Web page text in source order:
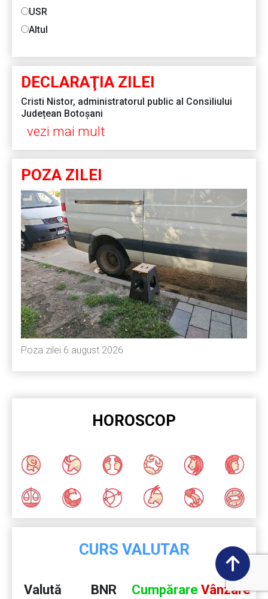
USR
Altul
DECLARAŢIA ZILEI
Cristi Nistor, administratorul public al Consiliului
Județean Botoșani
vezi mai mult
POZA ZILEI
Poza zilei 6 august 2026
HOROSCOP
CURS VALUTAR
Valută BNR Cumpărare Vânzare